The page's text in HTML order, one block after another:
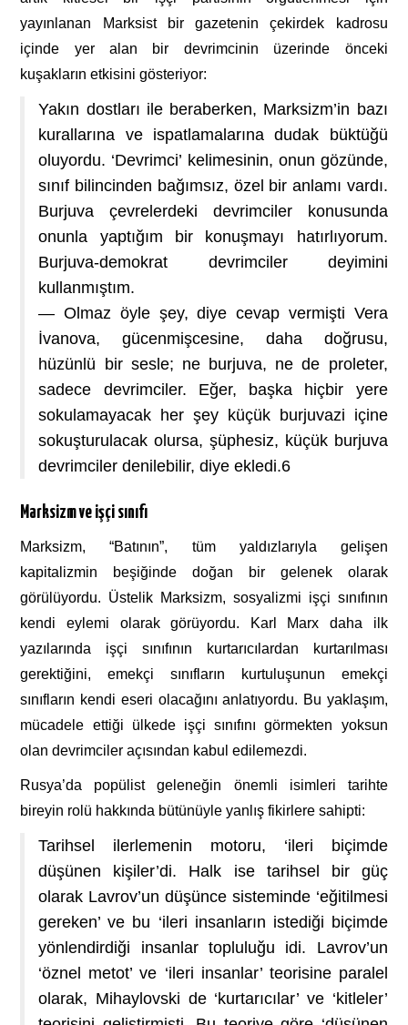
yayınlanan Marksist bir gazetenin çekirdek kadrosu
içinde yer alan bir devrimcinin üzerinde önceki
kuşakların etkisini gösteriyor:
Yakın dostları ile beraberken, Marksizm’in bazı
kurallarına ve ispatlamalarına dudak büktüğü
oluyordu. ‘Devrimci’ kelimesinin, onun gözünde,
sınıf bilincinden bağımsız, özel bir anlamı vardı.
Burjuva çevrelerdeki devrimciler konusunda
onunla yaptığım bir konuşmayı hatırlıyorum.
Burjuva-demokrat devrimciler deyimini
kullanmıştım.
— Olmaz öyle şey, diye cevap vermişti Vera
İvanova, gücenmişcesine, daha doğrusu,
hüzünlü bir sesle; ne burjuva, ne de proleter,
sadece devrimciler. Eğer, başka hiçbir yere
sokulamayacak her şey küçük burjuvazi içine
sokuşturulacak olursa, şüphesiz, küçük burjuva
devrimciler denilebilir, diye ekledi.6
Marksizm ve işçi sınıfı
Marksizm, “Batının”, tüm yaldızlarıyla gelişen
kapitalizmin beşiğinde doğan bir gelenek olarak
görülüyordu. Üstelik Marksizm, sosyalizmi işçi sınıfının
kendi eylemi olarak görüyordu. Karl Marx daha ilk
yazılarında işçi sınıfının kurtarıcılardan kurtarılması
gerektiğini, emekçi sınıfların kurtuluşunun emekçi
sınıfların kendi eseri olacağını anlatıyordu. Bu yaklaşım,
mücadele ettiği ülkede işçi sınıfını görmekten yoksun
olan devrimciler açısından kabul edilemezdi.
Rusya’da popülist geleneğin önemli isimleri tarihte
bireyin rolü hakkında bütünüyle yanlış fikirlere sahipti:
Tarihsel ilerlemenin motoru, ‘ileri biçimde
düşünen kişiler’di. Halk ise tarihsel bir güç
olarak Lavrov’un düşünce sisteminde ‘eğitilmesi
gereken’ ve bu ‘ileri insanların istediği biçimde
yönlendirdiği insanlar topluluğu idi. Lavrov’un
‘öznel metot’ ve ‘ileri insanlar’ teorisine paralel
olarak, Mihaylovski de ‘kurtarıcılar’ ve ‘kitleler’